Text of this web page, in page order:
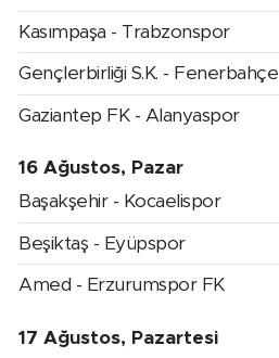
Kasımpaşa - Trabzonspor
Gençlerbirliği S.K. - Fenerbahçe
Gaziantep FK - Alanyaspor
16 Ağustos, Pazar
Başakşehir - Kocaelispor
Beşiktaş - Eyüpspor
Amed - Erzurumspor FK
17 Ağustos, Pazartesi